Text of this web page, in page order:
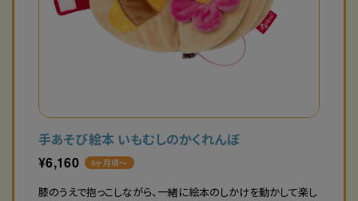
手あそび絵本 いもむしのかくれんぼ
¥6,160 6ヶ月頃〜
膝のうえで抱っこしながら、一緒に絵本のしかけを動かして楽し